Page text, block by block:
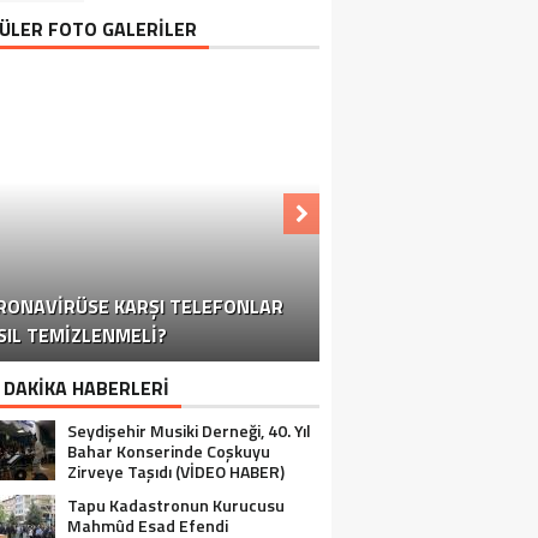
FOTO GALERİLER
KARŞI TELEFONLAR
TEMIZLENMELI?
KARŞI TELEFONLAR
NASIL TEMIZLENMELI?
KARŞI TELEFONLAR
NASIL TEMIZLENMELI?
KARŞI TELEFONLAR
NASIL TEMIZLENMELI?
KAR YAĞIŞI TRAFIĞI OLUMSUZ
YALIHÜYÜK’TE OZANLI GECE
HABERLERİ
Seydişehir Musiki Derneği, 40. Yıl
Bahar Konserinde Coşkuyu
Zirveye Taşıdı (VİDEO HABER)
Tapu Kadastronun Kurucusu
Mahmûd Esad Efendi